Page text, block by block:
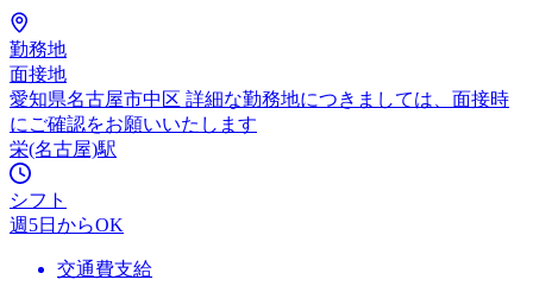
勤務地
面接地
愛知県名古屋市中区 詳細な勤務地につきましては、面接時
にご確認をお願いいたします
栄(名古屋)駅
シフト
週5日からOK
交通費支給